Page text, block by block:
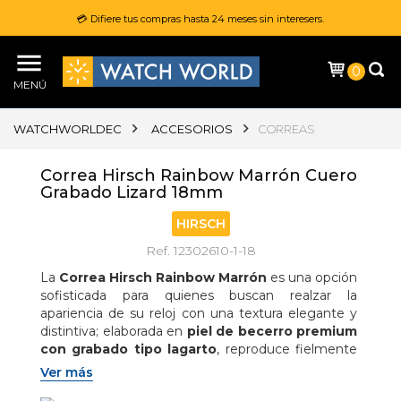
💳 Difiere tus compras hasta 24 meses sin interesers.
MENÚ
0
WATCHWORLDEC ACCESORIOS CORREAS
Correa Hirsch Rainbow Marrón Cuero
Grabado Lizard 18mm
HIRSCH
Ref. 12302610-1-18
La Correa Hirsch Rainbow Marrón es una opción
sofisticada para quienes buscan realzar la
apariencia de su reloj con una textura elegante y
distintiva; elaborada en piel de becerro premium
con grabado tipo lagarto, reproduce fielmente
el aspecto de las escamas naturales gracias a su
detallado relieve y acabado brillante, aportando
Ver más